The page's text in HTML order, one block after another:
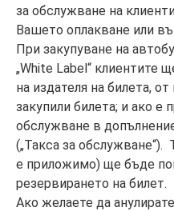
за обслужване на
Вашето оплакване или
При закупуване на
„White Label“ клиентите
на издателя на билета,
закупили билета; и ако е
обслужване в
(„Такса за обслужване“).
е приложимо) ще бъде
резервирането на билет.
Ако желаете да